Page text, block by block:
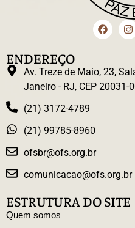
ENDEREÇO
Av. Treze de Maio, 23,
Janeiro - RJ, CEP 20031-
(21) 3172-4789
(21) 99785-8960
ofsbr@ofs.org.br
comunicacao@ofs.org.br
ESTRUTURA DO SITE
Quem somos